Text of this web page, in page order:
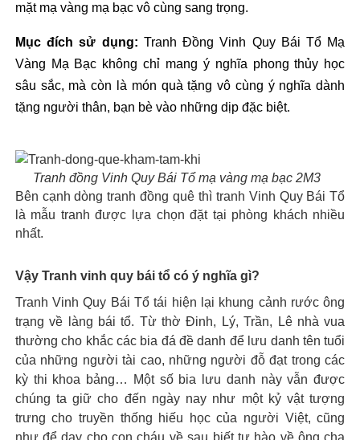
mặt mạ vàng mạ bạc vô cùng sang trọng.
Mục đích sử dụng: Tranh Đồng Vinh Quy Bái Tổ Mạ
Vàng Mạ Bạc không chỉ mang ý nghĩa phong thủy học
sâu sắc, mà còn là món quà tặng vô cùng ý nghĩa dành
tặng người thân, bạn bè vào những dịp đặc biệt.
Tranh đồng Vinh Quy Bái Tổ mạ vàng mạ bạc 2M3
Bên cạnh dòng tranh đồng quê thì tranh Vinh Quy Bái Tổ
là mẫu tranh được lựa chọn đặt tại phòng khách nhiều
nhất.
Vậy Tranh vinh quy bái tổ có ý nghĩa gì?
Tranh Vinh Quy Bái Tổ tái hiện lại khung cảnh rước ông
trạng về làng bái tổ. Từ thờ Đinh, Lý, Trần, Lê nhà vua
thường cho khắc các bia đá đề danh để lưu danh tên tuổi
của những người tài cao, những người đỗ đạt trong các
kỳ thi khoa bảng… Một số bia lưu danh này vẫn được
chúng ta giữ cho đến ngày nay như một kỷ vật tượng
trưng cho truyền thống hiếu học của người Việt, cũng